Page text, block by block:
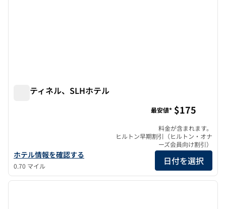
センティネル、SLHホテル
SLHホテル、センチネルのホテルの詳細を表示
ホテル情報を確認する
0.70 マイル
最安値* $175
料金が含まれます。
ヒルトン早期割引（ヒルトン・オナ
ーズ会員向け割引）
日付を選択
1/13
1/13
次の